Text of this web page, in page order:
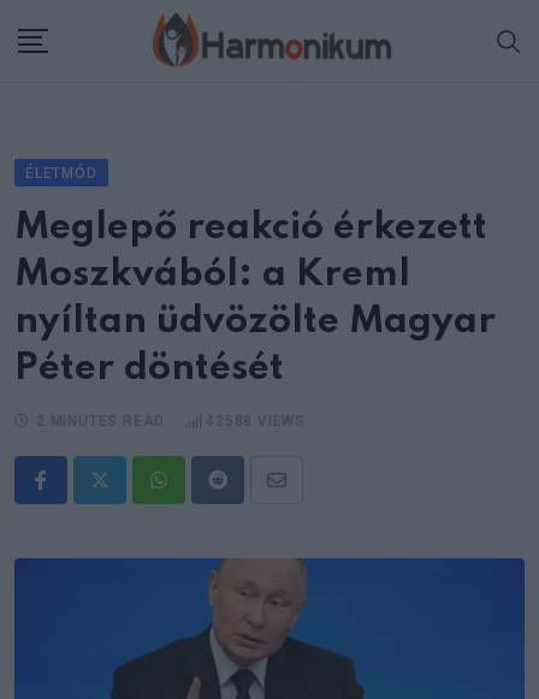
ÉLETMÓD
Meglepő reakció érkezett
Moszkvából: a Kreml
nyíltan üdvözölte Magyar
Péter döntését
WhatsappRedditShare
Email